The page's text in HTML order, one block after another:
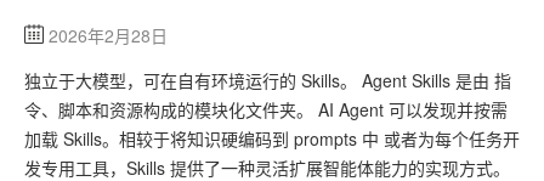
2026年2月28日
独立于大模型，可在自有环境运行的 Skills。 Agent Skills 是由 指
令、脚本和资源构成的模块化文件夹。 AI Agent 可以发现并按需
加载 Skills。相较于将知识硬编码到 prompts 中 或者为每个任务开
发专用工具，Skills 提供了一种灵活扩展智能体能力的实现方式。